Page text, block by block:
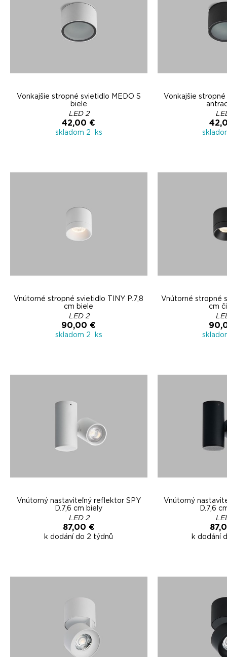
Vonkajšie stropné svietidlo MEDO S
biele
LED 2
42,00 €
skladom 2 ks
Vonkajšie
Vnútorné stropné svietidlo TINY P.7,8
cm biele
LED 2
90,00 €
skladom 2 ks
Vnútorné stropné
cm
Vnútorný nastaviteľný reflektor SPY
D.7,6 cm biely
LED 2
87,00 €
k dodání do 2 týdnů
Vnútorný
D.7,6
k dodání